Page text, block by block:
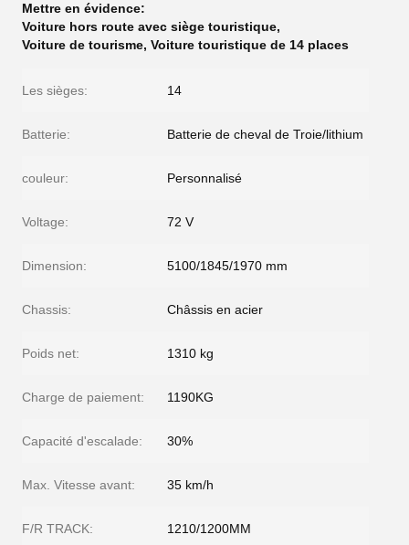
Mettre en évidence:
Voiture hors route avec siège touristique,
Voiture de tourisme, Voiture touristique de 14 places
Les sièges: 14
Batterie: Batterie de cheval de Troie/lithium
couleur: Personnalisé
Voltage: 72 V
Dimension: 5100/1845/1970 mm
Chassis: Châssis en acier
Poids net: 1310 kg
Charge de paiement: 1190KG
Capacité d'escalade: 30%
Max. Vitesse avant: 35 km/h
F/R TRACK: 1210/1200MM